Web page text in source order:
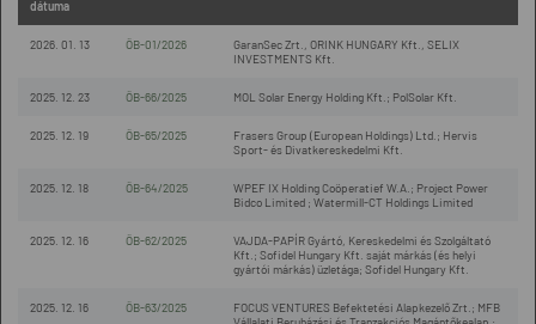
dátuma
2026. 01. 13 ÖB-01/2026
GaranSec Zrt., ORINK HUNGARY Kft., SELIX
INVESTMENTS Kft.
2025. 12. 23 ÖB-66/2025 MOL Solar Energy Holding Kft.; PolSolar Kft.
2025. 12. 19 ÖB-65/2025
Frasers Group (European Holdings) Ltd.; Hervis
Sport- és Divatkereskedelmi Kft.
2025. 12. 18 ÖB-64/2025
WPEF IX Holding Coöperatief W.A.; Project Power
Bidco Limited ; Watermill-CT Holdings Limited
2025. 12. 16 ÖB-62/2025
VAJDA-PAPÍR Gyártó, Kereskedelmi és Szolgáltató
Kft.; Sofidel Hungary Kft. saját márkás (és helyi
gyártói márkás) üzletága; Sofidel Hungary Kft.
2025. 12. 16 ÖB-63/2025
FOCUS VENTURES Befektetési Alapkezelő Zrt.; MFB